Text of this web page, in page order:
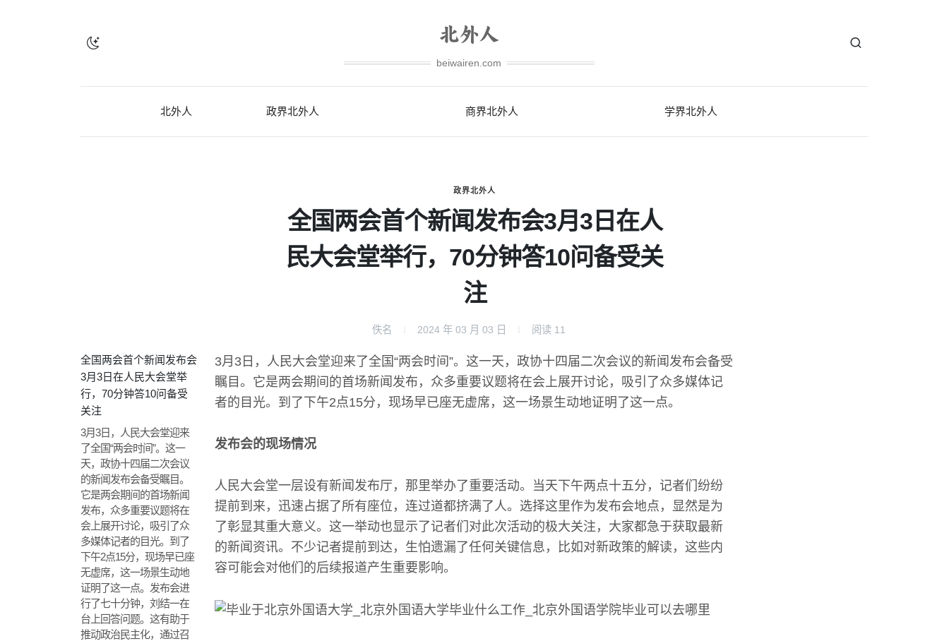
beiwairen.com
北外人 政界北外人 商界北外人 学界北外人
政界北外人
全国两会首个新闻发布会3月3日在人
民大会堂举行，70分钟答10问备受关
注
佚名 2024 年 03 月 03 日 阅读 11
全国两会首个新闻发布会
3月3日在人民大会堂举
行，70分钟答10问备受
关注
3月3日，人民大会堂迎来
了全国“两会时间”。这一
天，政协十四届二次会议
的新闻发布会备受瞩目。
它是两会期间的首场新闻
发布，众多重要议题将在
会上展开讨论，吸引了众
多媒体记者的目光。到了
下午2点15分，现场早已座
无虚席，这一场景生动地
证明了这一点。发布会进
行了七十分钟，刘结一在
台上回答问题。这有助于
推动政治民主化，通过召
3月3日，人民大会堂迎来了全国“两会时间”。这一天，政协十四届二次会议的新闻发布会备受
瞩目。它是两会期间的首场新闻发布，众多重要议题将在会上展开讨论，吸引了众多媒体记
者的目光。到了下午2点15分，现场早已座无虚席，这一场景生动地证明了这一点。
发布会的现场情况
人民大会堂一层设有新闻发布厅，那里举办了重要活动。当天下午两点十五分，记者们纷纷
提前到来，迅速占据了所有座位，连过道都挤满了人。选择这里作为发布会地点，显然是为
了彰显其重大意义。这一举动也显示了记者们对此次活动的极大关注，大家都急于获取最新
的新闻资讯。不少记者提前到达，生怕遗漏了任何关键信息，比如对新政策的解读，这些内
容可能会对他们的后续报道产生重要影响。